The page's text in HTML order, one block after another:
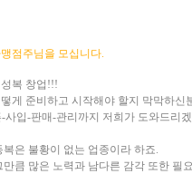
주님을 모십니다.
복 창업!!!
게 준비하고 시작해야 할지 막막하신
사입-판매-관리까지 저희가 도와드리
복은 불황이 없는 업종이라 하죠.
만큼 많은 노력과 남다른 감각 또한 필